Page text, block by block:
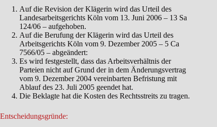
Auf die Revision der Klägerin wird das Urteil des
Landesarbeitsgerichts Köln vom 13. Juni 2006 – 13 Sa
124/06 – aufgehoben.
Auf die Berufung der Klägerin wird das Urteil des
Arbeitsgerichts Köln vom 9. Dezember 2005 – 5 Ca
7566/05 – abgeändert:
Es wird festgestellt, dass das Arbeitsverhältnis der
Parteien nicht auf Grund der in dem Änderungsvertrag
vom 9. Dezember 2004 vereinbarten Befristung mit
Ablauf des 23. Juli 2005 geendet hat.
Die Beklagte hat die Kosten des Rechtsstreits zu tragen.
Entscheidungsgründe: